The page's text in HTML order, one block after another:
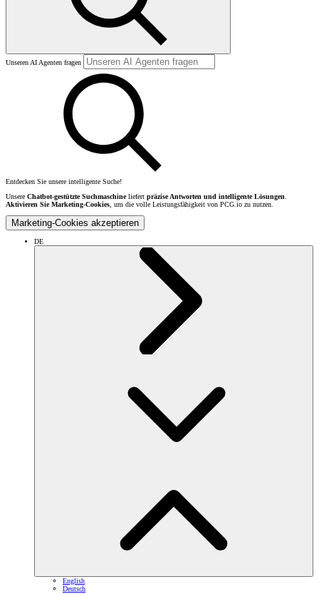
Unseren AI Agenten fragen
Entdecken Sie unsere intelligente Suche!
Unsere Chatbot-gestützte Suchmaschineliefert präzise Antworten und intelligente Lösungen.
Aktivieren Sie Marketing-Cookies, um die volle Leistungsfähigkeit von PCG.io zu nutzen.
Marketing-Cookies akzeptieren
DE
English
Deutsch